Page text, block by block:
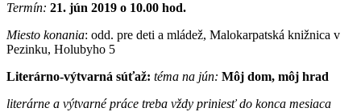
Termín: 21. jún 2019 o 10.00 hod.
Miesto konania: odd. pre deti a mládež, Malokarpatská knižnica v
Pezinku, Holubyho 5
Literárno-výtvarná súťaž: téma na jún: Môj dom, môj hrad
literárne a výtvarné práce treba vždy priniesť do konca mesiaca